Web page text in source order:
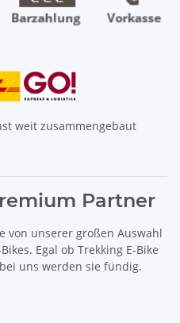
weit zusammengebaut
Partner
von unserer großen Auswahl
Egal ob Trekking E-Bike
uns werden sie fündig.